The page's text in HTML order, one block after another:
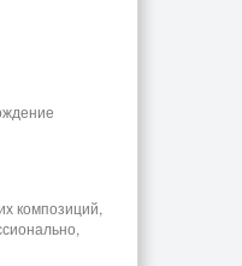
композиций,